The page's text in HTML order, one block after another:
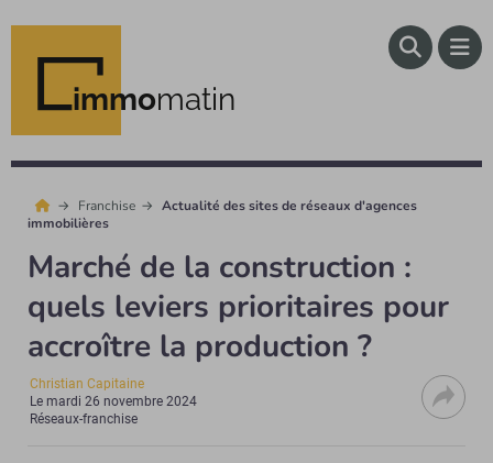
immomatin
Franchise
Actualité des sites de réseaux d'agences
immobilières
Marché de la construction :
quels leviers prioritaires pour
accroître la production ?
Christian Capitaine
Lemardi 26 novembre 2024
Réseaux-franchise